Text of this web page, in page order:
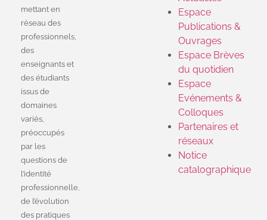
mettant en
réseau des
professionnels,
des
enseignants et
des étudiants
issus de
domaines
variés,
préoccupés
par les
questions de
l’identité
professionnelle,
de l’évolution
des pratiques
Espace
Publications &
Ouvrages
Espace Brèves
du quotidien
Espace
Evénements &
Colloques
Partenaires et
réseaux
Notice
catalographique